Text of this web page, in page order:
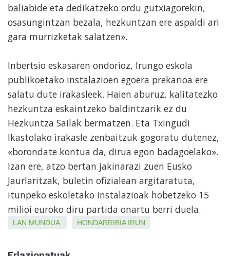
baliabide eta dedikatzeko ordu gutxiagorekin,
osasungintzan bezala, hezkuntzan ere aspaldi ari
gara murrizketak salatzen».
Inbertsio eskasaren ondorioz, Irungo eskola
publikoetako instalazioen egoera prekarioa ere
salatu dute irakasleek. Haien aburuz, kalitatezko
hezkuntza eskaintzeko baldintzarik ez du
Hezkuntza Sailak bermatzen. Eta Txingudi
Ikastolako irakasle zenbaitzuk gogoratu dutenez,
«borondate kontua da, dirua egon badagoelako».
Izan ere, atzo bertan jakinarazi zuen Eusko
Jaurlaritzak, buletin ofizialean argitaratuta,
itunpeko eskoletako instalazioak hobetzeko 15
milioi euroko diru partida onartu berri duela.
LAN MUNDUA HONDARRIBIA IRUN